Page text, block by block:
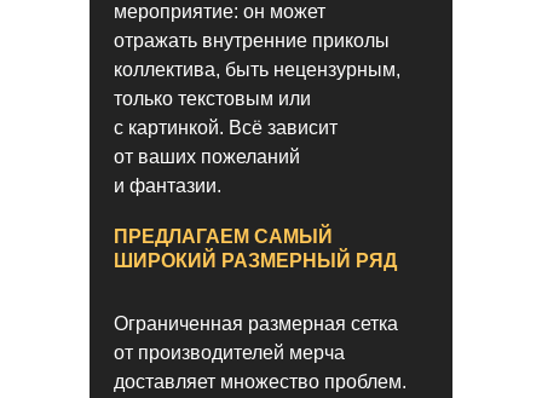
Ограниченная размерная сетка
от производителей мерча
доставляет множество проблем.
ПРЕДЛАГАЕМ САМЫЙ
ШИРОКИЙ РАЗМЕРНЫЙ РЯД
мероприятие: он может
отражать внутренние приколы
коллектива, быть нецензурным,
только текстовым или
с картинкой. Всё зависит
от ваших пожеланий
и фантазии.
НАШИХ ПОТРЯСАЮЩИХ
КЛИЕНТОВ